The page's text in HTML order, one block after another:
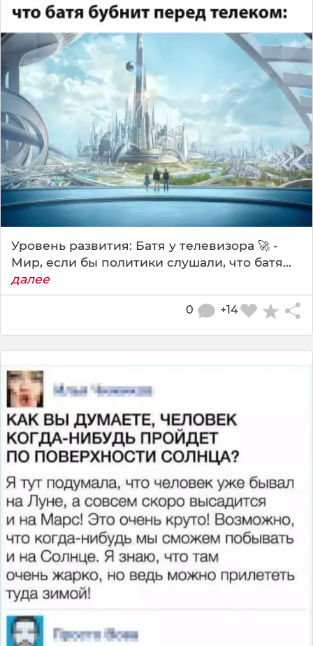
Уровень развития: Батя у телевизора 🚀 -
Мир, если бы политики слушали, что батя...
далее
+14
0